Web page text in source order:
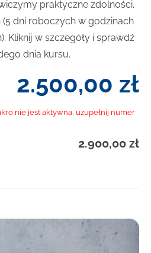
praktyczne zdolności.
(5 dni roboczych w godzinach
Kliknij w szczegóły i sprawdź
dnia kursu.
2.500,00 zł
nie jest aktywna, uzupełnij numer
2.900,00 zł